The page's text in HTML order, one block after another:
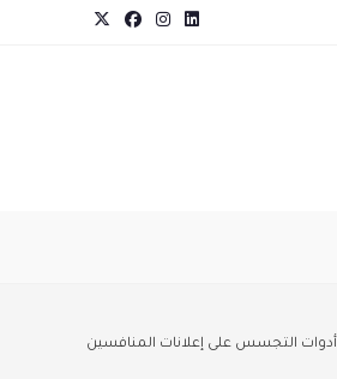
أدوات التجسس على إعلانات المنافسين